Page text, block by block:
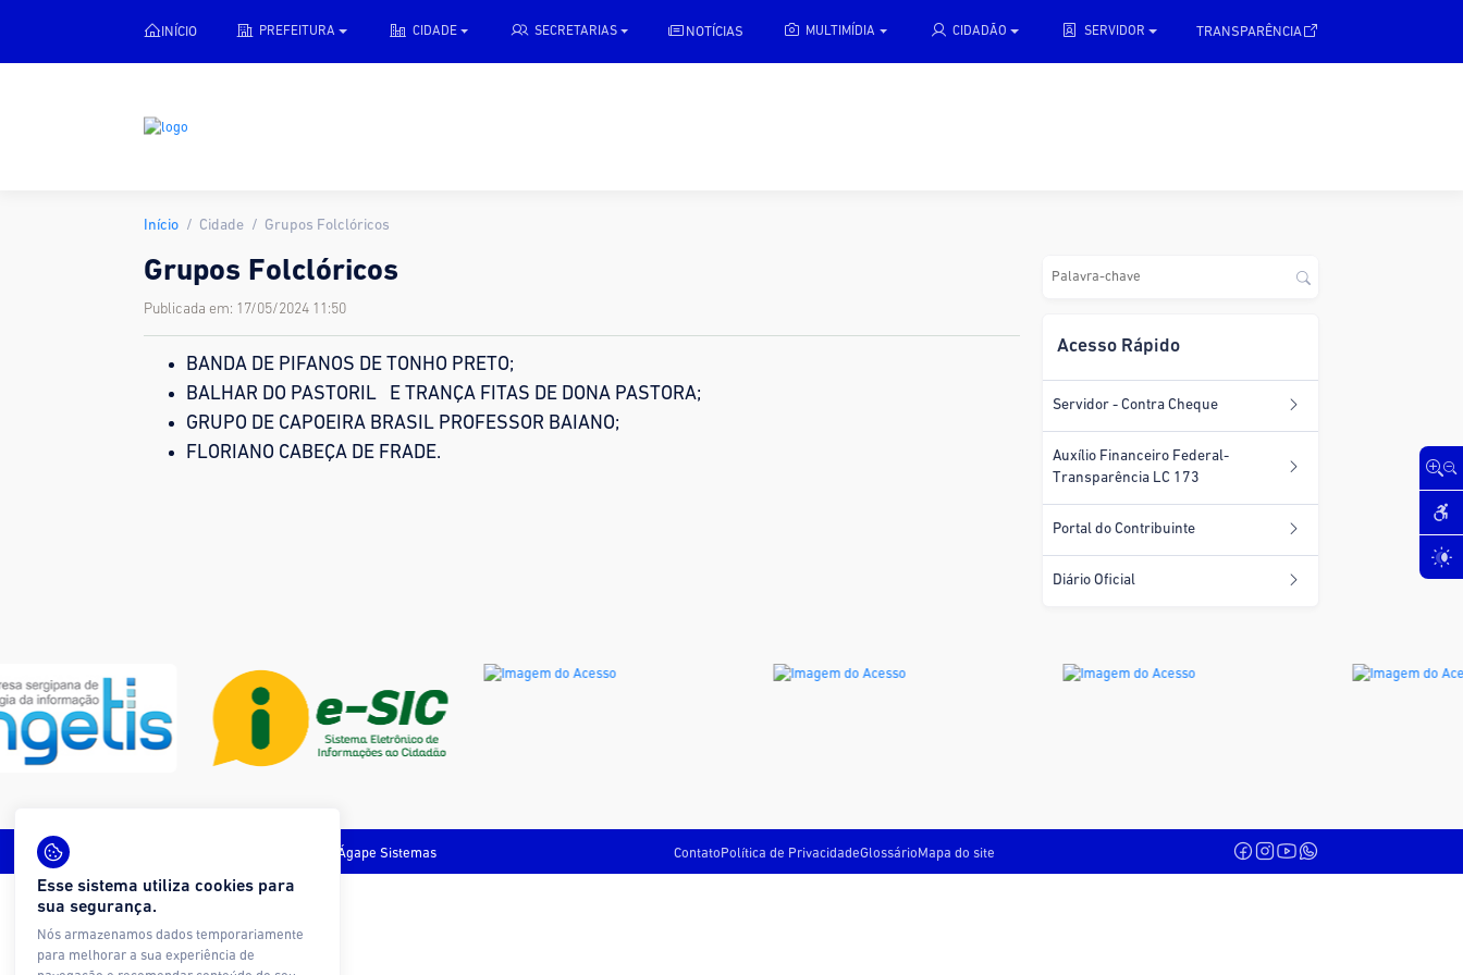
INÍCIO PREFEITURA CIDADE SECRETARIAS NOTÍCIAS MULTIMÍDIA CIDADÃO SERVIDOR TRANSPARÊNCIA
Início Cidade Grupos Folclóricos
Grupos Folclóricos
Publicada em: 17/05/2024 11:50
BANDA DE PIFANOS DE TONHO PRETO;
BALHAR DO PASTORIL E TRANÇA FITAS DE DONA PASTORA;
GRUPO DE CAPOEIRA BRASIL PROFESSOR BAIANO;
FLORIANO CABEÇA DE FRADE.
Acesso Rápido
Servidor - Contra Cheque
Auxílio Financeiro Federal-
Transparência LC 173
Portal do Contribuinte
Diário Oficial
Todos os direitos reservados © Ágape Sistemas Contato Política de PrivacidadeGlossário Mapa do site
Esse sistema utiliza cookies para
sua segurança.
Nós armazenamos dados temporariamente
para melhorar a sua experiência de